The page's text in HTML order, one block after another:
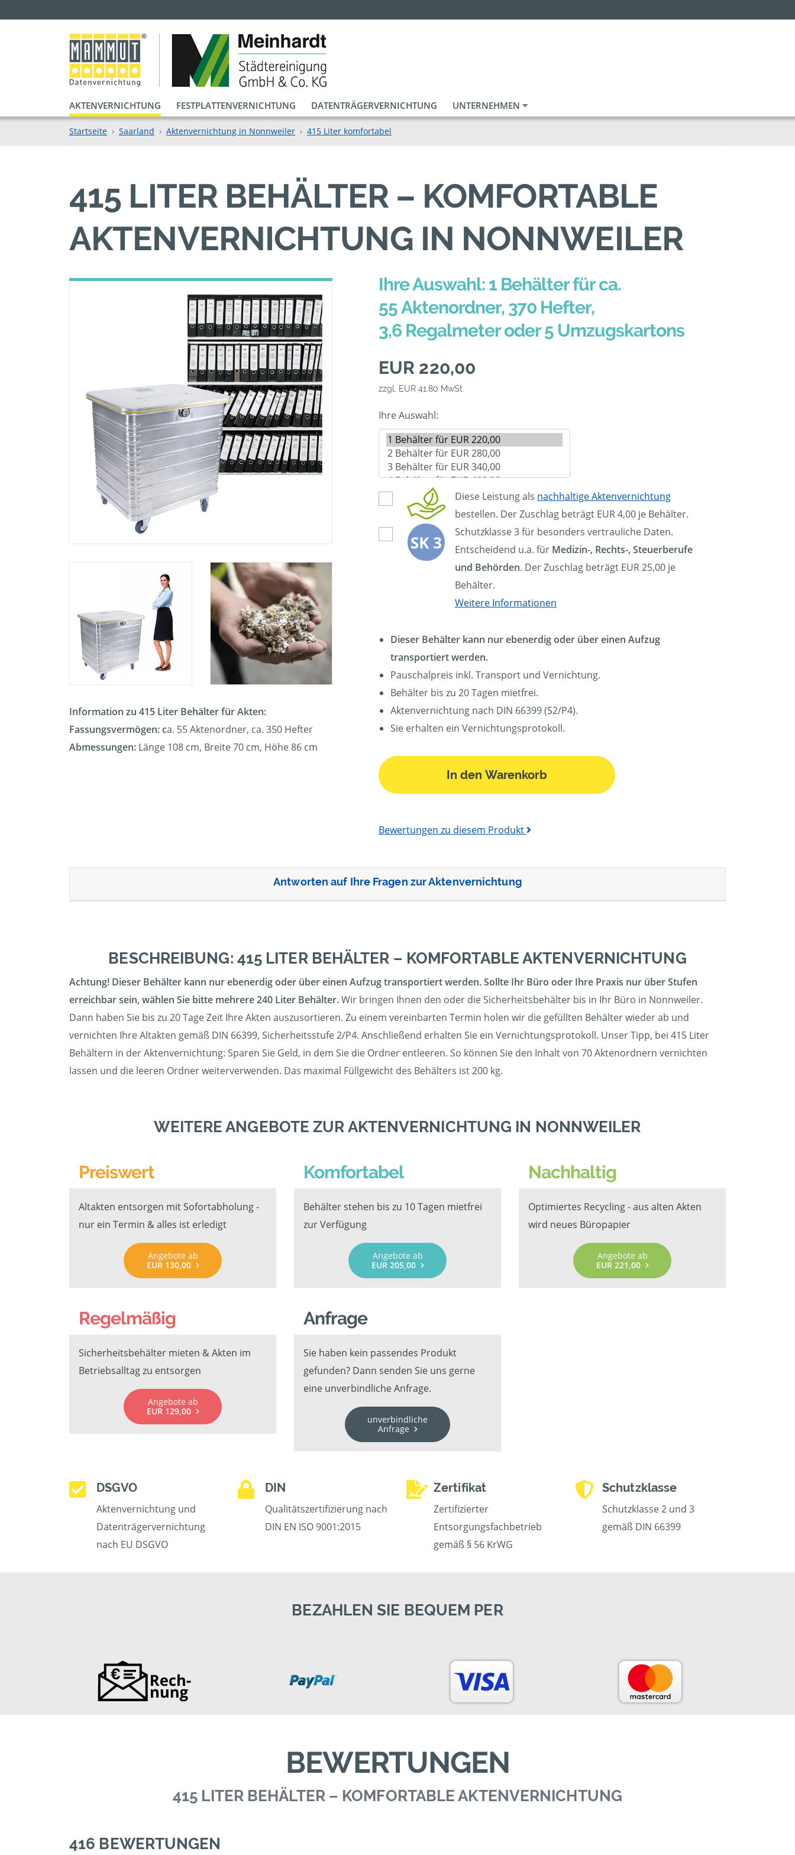
AKTENVERNICHTUNG FESTPLATTENVERNICHTUNG DATENTRÄGERVERNICHTUNG UNTERNEHMEN
Startseite Saarland Aktenvernichtung in Nonnweiler 415 Liter komfortabel
415 LITER BEHÄLTER – KOMFORTABLE
AKTENVERNICHTUNG IN NONNWEILER
Information zu 415 Liter Behälter für Akten:
Fassungsvermögen: ca. 55 Aktenordner, ca. 350 Hefter
Abmessungen: Länge 108 cm, Breite 70 cm, Höhe 86 cm
Ihre Auswahl: 1 Behälter für ca.
55 Aktenordner, 370 Hefter,
3,6 Regalmeter oder 5 Umzugskartons
EUR 220,00
zzgl. EUR 41,80 MwSt.
Ihre Auswahl:
Diese Leistung als nachhaltige Aktenvernichtung
bestellen. Der Zuschlag beträgt EUR 4,00 je Behälter.
Schutzklasse 3 für besonders vertrauliche Daten.
Entscheidend u.a. für Medizin-, Rechts-, Steuerberufe
und Behörden. Der Zuschlag beträgt EUR 25,00 je
Behälter.
Weitere Informationen
Dieser Behälter kann nur ebenerdig oder über einen Aufzug
transportiert werden.
Pauschalpreis inkl. Transport und Vernichtung.
Behälter bis zu 20 Tagen mietfrei.
Aktenvernichtung nach DIN 66399 (S2/P4).
Sie erhalten ein Vernichtungsprotokoll.
In den Warenkorb
Bewertungen zu diesem Produkt
Antworten auf Ihre Fragen zur Aktenvernichtung
BESCHREIBUNG: 415 LITER BEHÄLTER – KOMFORTABLE AKTENVERNICHTUNG
Achtung! Dieser Behälter kann nur ebenerdig oder über einen Aufzug transportiert werden. Sollte Ihr Büro oder Ihre Praxis nur über Stufen
erreichbar sein, wählen Sie bitte mehrere 240 Liter Behälter.Wir bringen Ihnen den oder die Sicherheitsbehälter bis in Ihr Büro in Nonnweiler.
Dann haben Sie bis zu 20 Tage Zeit Ihre Akten auszusortieren. Zu einem vereinbarten Termin holen wir die gefüllten Behälter wieder ab und
vernichten Ihre Altakten gemäß DIN 66399, Sicherheitsstufe 2/P4. Anschließend erhalten Sie ein Vernichtungsprotokoll. Unser Tipp, bei 415 Liter
Behältern in der Aktenvernichtung: Sparen Sie Geld, in dem Sie die Ordner entleeren. So können Sie den Inhalt von 70 Aktenordnern vernichten
lassen und die leeren Ordner weiterverwenden. Das maximal Füllgewicht des Behälters ist 200 kg.
WEITERE ANGEBOTE ZUR AKTENVERNICHTUNG IN NONNWEILER
Preiswert
Altakten entsorgen mit Sofortabholung -
nur ein Termin & alles ist erledigt
Angebote ab
EUR 130,00
Komfortabel
Behälter stehen bis zu 10 Tagen mietfrei
zur Verfügung
Angebote ab
EUR 205,00
Nachhaltig
Optimiertes Recycling - aus alten Akten
wird neues Büropapier
Angebote ab
EUR 221,00
Regelmäßig
Sicherheitsbehälter mieten & Akten im
Betriebsalltag zu entsorgen
Angebote ab
EUR 129,00
Anfrage
Sie haben kein passendes Produkt
gefunden? Dann senden Sie uns gerne
eine unverbindliche Anfrage.
unverbindliche
Anfrage
DSGVO
Aktenvernichtung und
Datenträgervernichtung
nach EU DSGVO
DIN
Qualitätszertifizierung nach
DIN EN ISO 9001:2015
Zertifikat
Zertifizierter
Entsorgungsfachbetrieb
gemäß § 56 KrWG
Schutzklasse
Schutzklasse 2 und 3
gemäß DIN 66399
BEZAHLEN SIE BEQUEM PER
BEWERTUNGEN
415 LITER BEHÄLTER – KOMFORTABLE AKTENVERNICHTUNG
416 BEWERTUNGEN